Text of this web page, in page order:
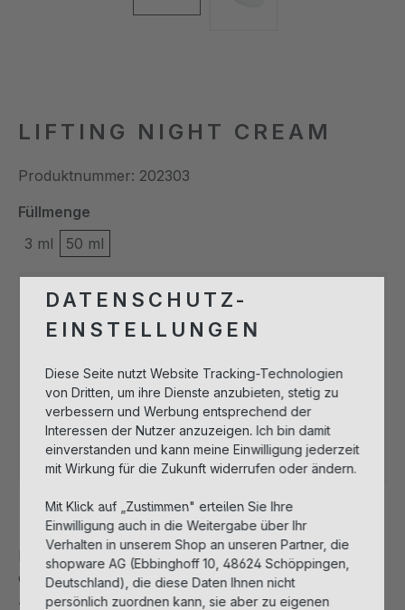
LIFTING NIGHT CREAM
Produktnummer: 202303
Füllmenge
3 ml
50 ml
Bitte melden Sie sich an, um Artikel in
Anmelden zum Einkaufen
Sofort verfügbar, Lieferzeit: 1-3 Tage
Beschreibung
Die seidig pflegende Nachtcreme mit Retinol fördert
die Regenerationsprozesse der Haut und bekämpft
Anzeichen vorzeitiger Hautalterung, indem sie die
DATENSCHUTZ-
EINSTELLUNGEN
Diese Seite nutzt Website Tracking-Technologien
von Dritten, um ihre Dienste anzubieten, stetig zu
verbessern und Werbung entsprechend der
Interessen der Nutzer anzuzeigen. Ich bin damit
einverstanden und kann meine Einwilligung jederzeit
mit Wirkung für die Zukunft widerrufen oder ändern.
Mit Klick auf „Zustimmen" erteilen Sie Ihre
Einwilligung auch in die Weitergabe über Ihr
Verhalten in unserem Shop an unseren Partner, die
shopware AG (Ebbinghoff 10, 48624 Schöppingen,
Deutschland), die diese Daten Ihnen nicht
persönlich zuordnen kann, sie aber zu eigenen